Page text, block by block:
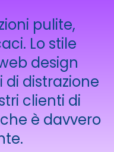
pulite,
Lo stile
design
distrazione
clienti di
è davvero